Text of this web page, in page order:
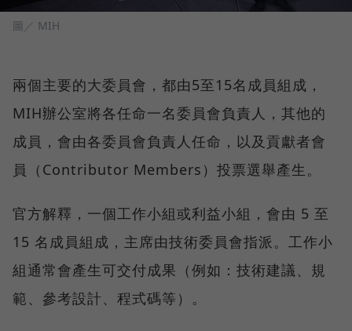
圖／ MIH
兩個主要的大委員會，都由5至15名成員組成，
MIH辦公室將各任命一名委員會負責人，其他的
成員，會由各委員會負責人任命，以及貢獻者會
員（Contributor Members）投票選舉產生。
官方解釋，一個工作小組或利益小組，會由 5 至
15 名成員組成，主席由技術委員會指派。工作小
組通常會產生可交付成果（例如：技術建議、規
範、參考設計、程式碼等）。